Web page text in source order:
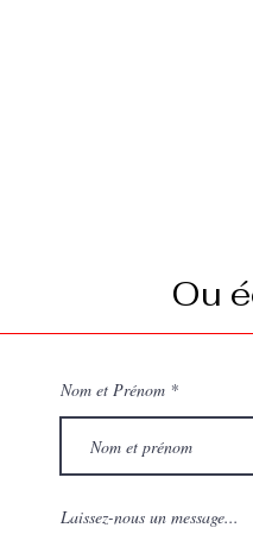
Ou
Nom et Prénom
Laissez-nous un message...